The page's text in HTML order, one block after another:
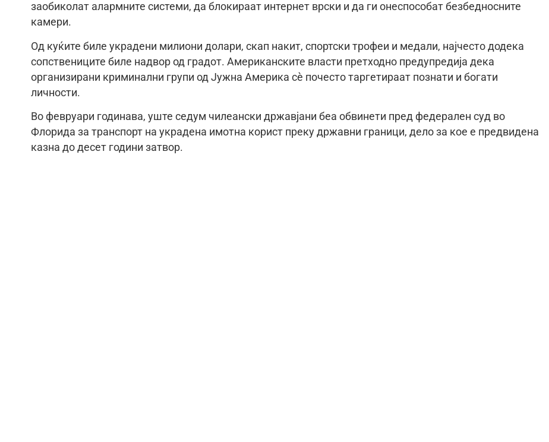
заобиколат алармните системи, да блокираат интернет врски и да ги онеспособат безбедносните
камери.
Од куќите биле украдени милиони долари, скап накит, спортски трофеи и медали, најчесто додека
сопствениците биле надвор од градот. Американските власти претходно предупредија дека
организирани криминални групи од Јужна Америка сè почесто таргетираат познати и богати
личности.
Во февруари годинава, уште седум чилеански државјани беа обвинети пред федерален суд во
Флорида за транспорт на украдена имотна корист преку државни граници, дело за кое е предвидена
казна до десет години затвор.